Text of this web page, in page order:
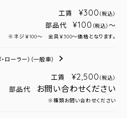
工賃 ¥300 （税込）
部品代 ¥100 （税込） ～
※ネジ￥100～ 金具￥300～価格となります。
ローラー） （一般車）
工賃 ¥2,500 （税込）
部品代 お問い合わせください
※種類お問い合わせください